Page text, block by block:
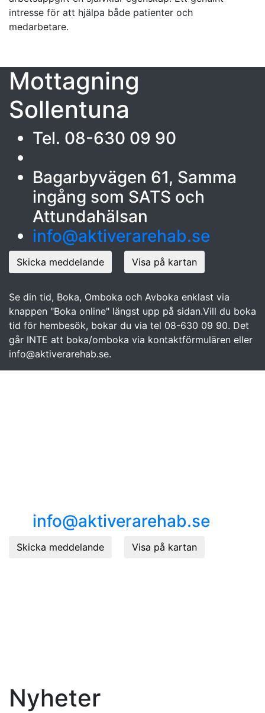
intresse för att hjälpa både patienter och
medarbetare.
Mottagning
Sollentuna
Tel. 08-630 09 90
Bagarbyvägen 61, Samma
ingång som SATS och
Attundahälsan
info@aktiverarehab.se
Skicka meddelande Visa på kartan
Se din tid, Boka, Omboka och Avboka enklast via
knappen "Boka online" längst upp på sidan.Vill du boka
tid för hembesök, bokar du via tel 08-630 09 90. Det
går INTE att boka/omboka via kontaktförmulären eller
info@aktiverarehab.se.
info@aktiverarehab.se
Skicka meddelande Visa på kartan
Nyheter